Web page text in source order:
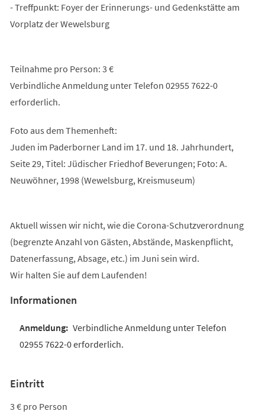
- Treffpunkt: Foyer der Erinnerungs- und Gedenkstätte am
Vorplatz der Wewelsburg
Teilnahme pro Person: 3 €
Verbindliche Anmeldung unter Telefon 02955 7622-0
erforderlich.
Foto aus dem Themenheft:
Juden im Paderborner Land im 17. und 18. Jahrhundert,
Seite 29, Titel: Jüdischer Friedhof Beverungen; Foto: A.
Neuwöhner, 1998 (Wewelsburg, Kreismuseum)
Aktuell wissen wir nicht, wie die Corona-Schutzverordnung
(begrenzte Anzahl von Gästen, Abstände, Maskenpflicht,
Datenerfassung, Absage, etc.) im Juni sein wird.
Wir halten Sie auf dem Laufenden!
Informationen
Verbindliche Anmeldung unter Telefon
02955 7622-0 erforderlich.
Eintritt
3 € pro Person